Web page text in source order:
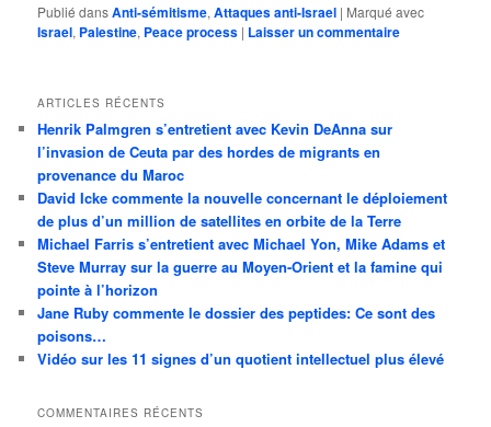
Publié dansAnti-sémitisme,Attaques anti-Israel | Marqué avec
Israel, Palestine, Peace process | Laisser un commentaire
ARTICLES RÉCENTS
Henrik Palmgren s’entretient avec Kevin DeAnna sur
l’invasion de Ceuta par des hordes de migrants en
provenance du Maroc
David Icke commente la nouvelle concernant le déploiement
de plus d’un million de satellites en orbite de la Terre
Michael Farris s’entretient avec Michael Yon, Mike Adams et
Steve Murray sur la guerre au Moyen-Orient et la famine qui
pointe à l’horizon
Jane Ruby commente le dossier des peptides: Ce sont des
poisons…
Vidéo sur les 11 signes d’un quotient intellectuel plus élevé
COMMENTAIRES RÉCENTS